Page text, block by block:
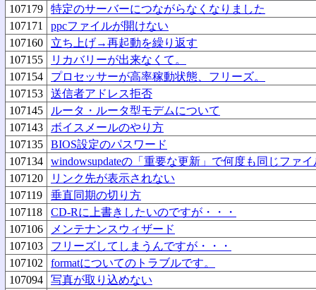
107179
特定のサーバーにつながらなくなりました
107171
ppcファイルが開けない
107160
立ち上げ→再起動を繰り返す
107155
リカバリーが出来なくて。
107154
プロセッサーが高率稼動状態、フリーズ。
107153
送信者アドレス拒否
107145
ルータ・ルータ型モデムについて
107143
ボイスメールのやり方
107135
BIOS設定のパスワード
107134
windowsupdateの「重要な更新」で何度も同じファ
107120
リンク先が表示されない
107119
垂直同期の切り方
107118
CD-Rに上書きしたいのですが・・・
107106
メンテナンスウィザード
107103
フリーズしてしまうんですが・・・
107102
formatについてのトラブルです。
107094
写真が取り込めない